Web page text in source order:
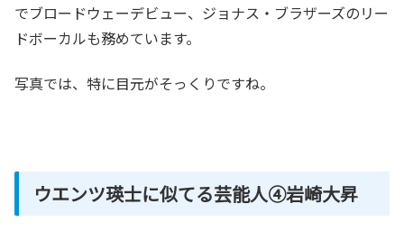
でブロードウェーデビュー、ジョナス・ブラザーズのリー
ドボーカルも務めています。
写真では、特に目元がそっくりですね。
ウエンツ瑛士に似てる芸能人④岩崎大昇